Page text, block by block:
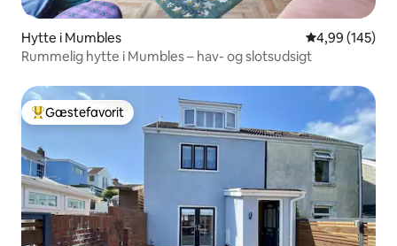
Hytte i Mumbles 4,99 ud af 5 i
4,99 (145)
Rummelig hytte i Mumbles – hav- og slotsudsigt
Bedste gæstefavorit
Gæstefavorit